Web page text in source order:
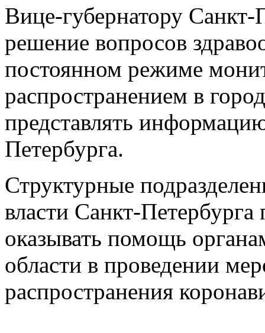
Вице-губернатору
решение вопросов
постоянном режиме
распространением в
представлять
Петербурга.
Структурные
власти Санкт-
оказывать помощь
области в проведении
распространения